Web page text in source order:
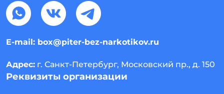
E-mail: box@piter-bez-narkotikov.ru
Адрес: г. Санкт-Петербург, Московский пр., д. 150
Реквизиты организации